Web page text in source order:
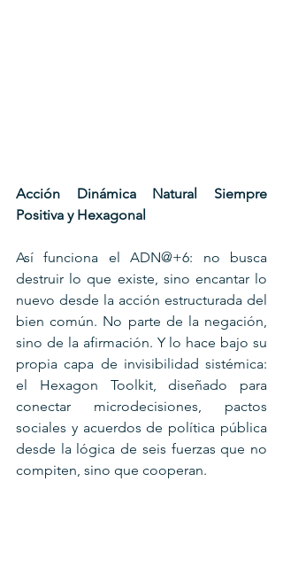
Acción Dinámica Natural Siempre
Positiva y Hexagonal
Así funciona el ADN@+6: no busca
destruir lo que existe, sino encantar lo
nuevo desde la acción estructurada del
bien común. No parte de la negación,
sino de la afirmación. Y lo hace bajo su
propia capa de invisibilidad sistémica:
el Hexagon Toolkit, diseñado para
conectar microdecisiones, pactos
sociales y acuerdos de política pública
desde la lógica de seis fuerzas que no
compiten, sino que cooperan.